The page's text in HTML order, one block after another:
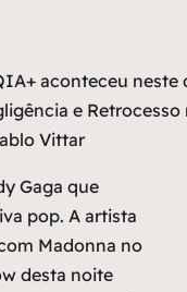
aconteceu
e
Vittar
Gaga que
pop. A artista
Madonna no
desta noite